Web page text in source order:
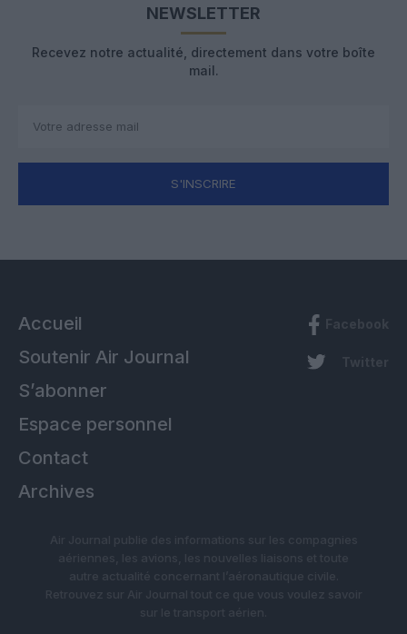
NEWSLETTER
Recevez notre actualité, directement dans votre boîte
mail.
S'INSCRIRE
Accueil
Soutenir Air Journal
S’abonner
Espace personnel
Contact
Archives